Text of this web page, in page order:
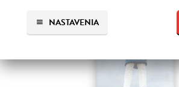
NASTAVENIA